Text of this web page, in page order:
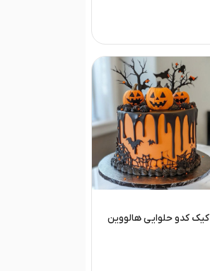
کیک کدو حلوایی هالووین